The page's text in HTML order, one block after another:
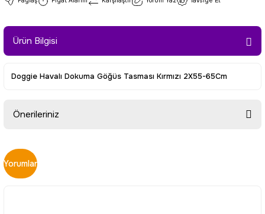
Ürün Bilgisi
Doggie Havalı Dokuma Göğüs Tasması Kırmızı 2X55-65Cm
Önerileriniz
Bu ürünün fiyat bilgisi, resim, ürün açıklamalarında ve diğer
konularda yetersiz gördüğünüz noktaları öneri formunu
kullanarak tarafımıza iletebilirsiniz.
Yorumlar